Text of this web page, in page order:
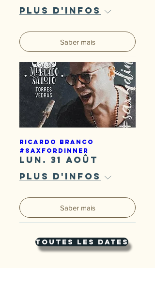
Plus d'infos
Saber mais
Ricardo Branco
#SaxForDinner
lun. 31 août
Plus d'infos
Saber mais
toutes les dates